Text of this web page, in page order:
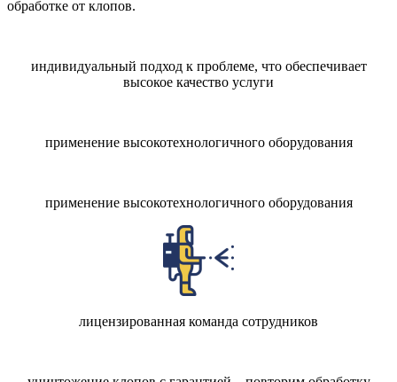
обработке от клопов.
индивидуальный подход к проблеме, что обеспечивает
высокое качество услуги
применение высокотехнологичного оборудования
применение высокотехнологичного оборудования
лицензированная команда сотрудников